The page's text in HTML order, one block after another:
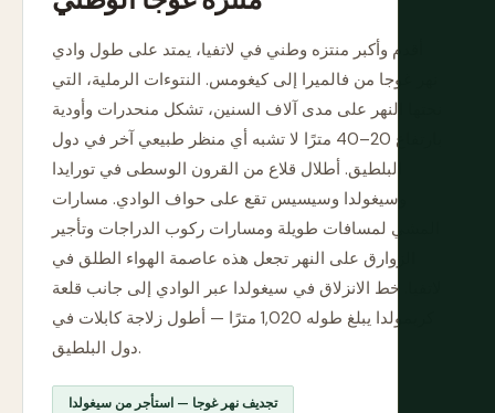
أقدم وأكبر منتزه وطني في لاتفيا، يمتد على طول وادي
نهر غوجا من فالميرا إلى كيغومس. النتوءات الرملية، التي
نحتها النهر على مدى آلاف السنين، تشكل منحدرات وأودية
بارتفاع 20–40 مترًا لا تشبه أي منظر طبيعي آخر في دول
البلطيق. أطلال قلاع من القرون الوسطى في تورايدا
وسيغولدا وسيسيس تقع على حواف الوادي. مسارات
المشي لمسافات طويلة ومسارات ركوب الدراجات وتأجير
الزوارق على النهر تجعل هذه عاصمة الهواء الطلق في
لاتفيا. خط الانزلاق في سيغولدا عبر الوادي إلى جانب قلعة
كريمولدا يبلغ طوله 1,020 مترًا — أطول زلاجة كابلات في
دول البلطيق.
تجديف نهر غوجا — استأجر من سيغولدا